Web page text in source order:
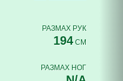
РАЗМАХ РУК
194СМ
РАЗМАХ НОГ